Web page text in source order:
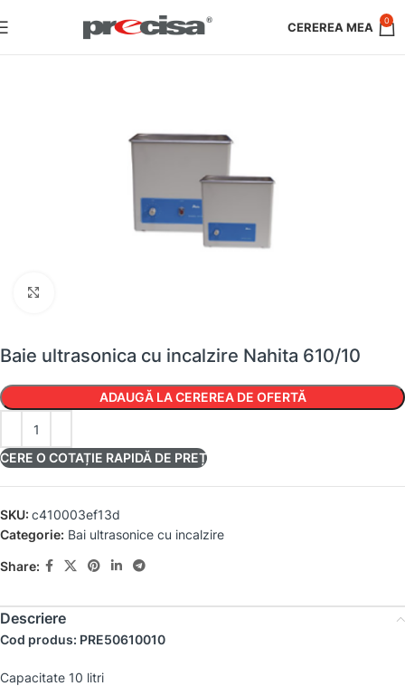
0
Baie ultrasonica cu incalzire Nahita 610/10
ADAUGĂ LA CEREREA DE OFERTĂ
CERE O COTAȚIE RAPIDĂ DE PREȚ
SKU: c410003ef13d
Categorie: Bai ultrasonice cu incalzire
Share:
Descriere
Cod produs: PRE50610010
Capacitate 10 litri